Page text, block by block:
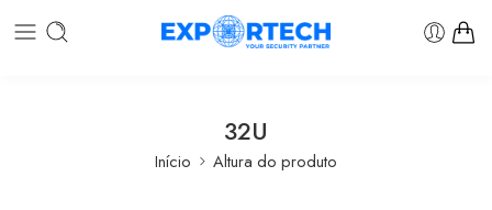
32U
Início Altura do produto